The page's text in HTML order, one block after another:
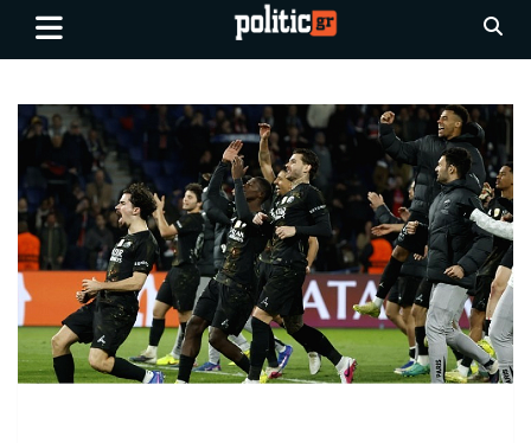
Skip
Ειδήσεις απο τη
Θεσσαλονίκη, την Ελλάδα και
όλο τον Κόσμο
politic.gr